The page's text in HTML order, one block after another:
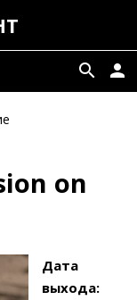
person
search
on
Дата
выхода: